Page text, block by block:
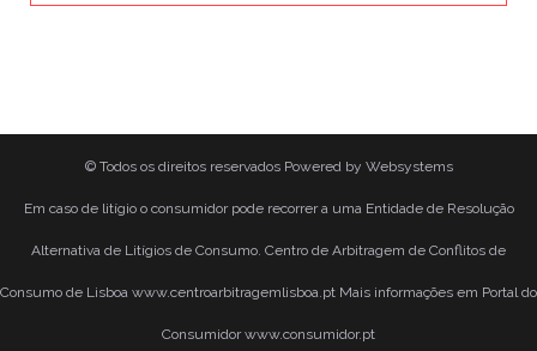
© Todos os direitos reservadosPowered by Websystems
Em caso de litígio o consumidor pode recorrer a uma Entidade de Resolução
Alternativa de Litígios de Consumo. Centro de Arbitragem de Conflitos de
Consumo de Lisboa www.centroarbitragemlisboa.pt Mais informações em Portal do
Consumidor www.consumidor.pt